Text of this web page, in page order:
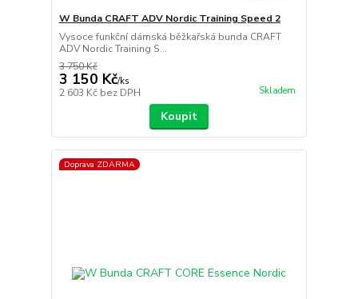
W Bunda CRAFT ADV Nordic Training Speed 2
Vysoce funkční dámská běžkařská bunda CRAFT
ADV Nordic Training S...
3 750 Kč
3 150 Kč/ks
2 603 Kč bez DPH Skladem
Koupit
Doprava ZDARMA